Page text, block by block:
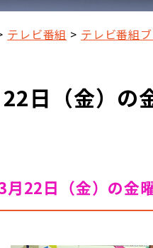
テレビ番組 テレビ番組
日（金）の
月22日（金）の金